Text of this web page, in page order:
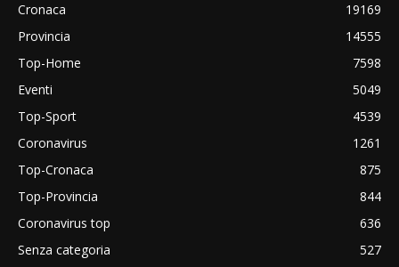
Cronaca
19169
Provincia
14555
Top-Home
7598
Eventi
5049
Top-Sport
4539
Coronavirus
1261
Top-Cronaca
875
Top-Provincia
844
Coronavirus top
636
Senza categoria
527